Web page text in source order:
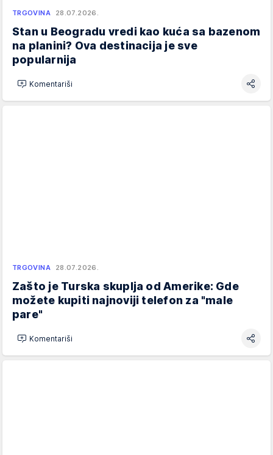
TRGOVINA 28.07.2026.
Stan u Beogradu vredi kao kuća sa bazenom
na planini? Ova destinacija je sve
popularnija
Komentariši
TRGOVINA 28.07.2026.
Zašto je Turska skuplja od Amerike: Gde
možete kupiti najnoviji telefon za "male
pare"
Komentariši